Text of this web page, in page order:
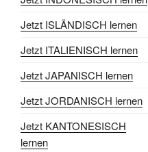
Jetzt ISLÄNDISCH lernen
Jetzt ITALIENISCH lernen
Jetzt JAPANISCH lernen
Jetzt JORDANISCH lernen
Jetzt KANTONESISCH
lernen